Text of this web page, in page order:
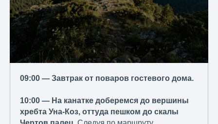
09:00 — Завтрак от поваров гостевого дома.
10:00 — На канатке доберемся до вершины
хребта Уна-Коз, оттуда пешком до скалы